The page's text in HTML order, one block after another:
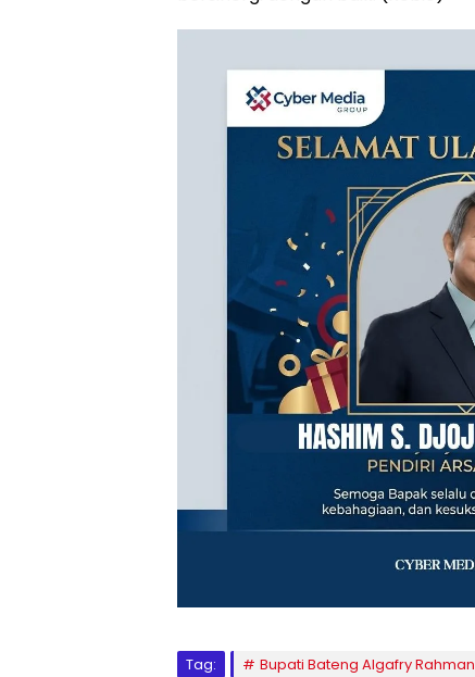
Tag: Bupati Bateng Algafry Rahman